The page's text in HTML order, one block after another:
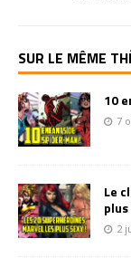
SUR LE MÊME
10
7
Le
plus
2